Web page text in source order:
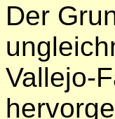
Der
Vallejo-